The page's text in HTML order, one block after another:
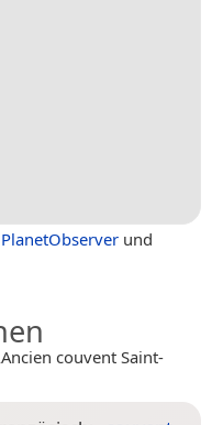
PlanetObserver und
couvent Saint-